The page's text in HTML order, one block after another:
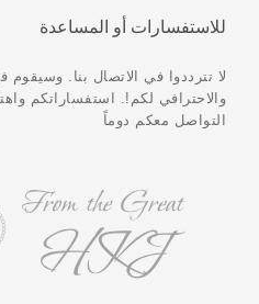
للاستفسارات أو المساعدة
لا تترددوا في الاتصال بنا. وسيقوم
والاحترافي لكم!. استفساراتكم
التواصل معكم دوماً